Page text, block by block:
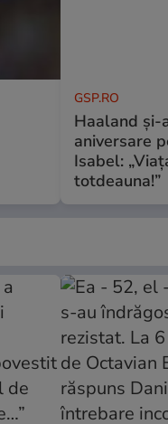
GSP.RO
Haaland
aniversare
Isabel:
totdeauna!”